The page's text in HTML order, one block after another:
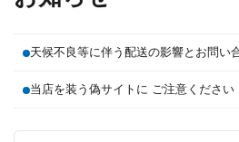
天候不良等に伴う配送の影響とお問い
当店を装う偽サイトに ご注意ください